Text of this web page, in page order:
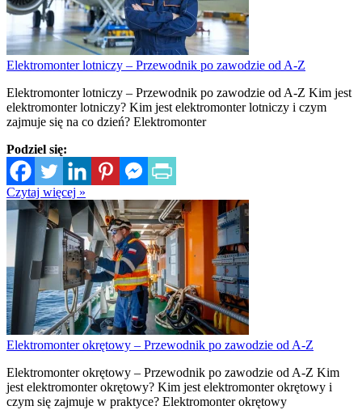
Elektromonter lotniczy – Przewodnik po zawodzie od A-Z
Elektromonter lotniczy – Przewodnik po zawodzie od A-Z Kim jest
elektromonter lotniczy? Kim jest elektromonter lotniczy i czym
zajmuje się na co dzień? Elektromonter
Podziel się:
Czytaj więcej »
Elektromonter okrętowy – Przewodnik po zawodzie od A-Z
Elektromonter okrętowy – Przewodnik po zawodzie od A-Z Kim
jest elektromonter okrętowy? Kim jest elektromonter okrętowy i
czym się zajmuje w praktyce? Elektromonter okrętowy